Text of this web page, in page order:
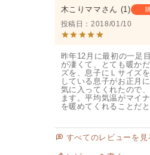
木こりママ 1
投稿日
2018/01/10
昨年12月に最初の一足
が凄くて、とても暖か
ズを、息子にＬサイズ
している息子がお正月
気に入ってくれたので
ます。平均気温がマイ
を暖めてくれることだと
すべてのレビューを見